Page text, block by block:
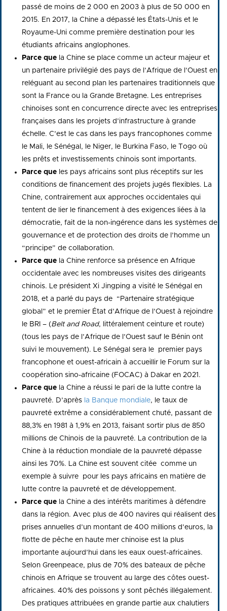
passé de moins de 2 000 en 2003 à plus de 50 000 en
2015. En 2017, la Chine a dépassé les États-Unis et le
Royaume-Uni comme première destination pour les
étudiants africains anglophones.
Parce que la Chine se place comme un acteur majeur et
un partenaire privilégié des pays de l’Afrique de l’Ouest en
reléguant au second plan les partenaires traditionnels que
sont la France ou la Grande Bretagne. Les entreprises
chinoises sont en concurrence directe avec les entreprises
françaises dans les projets d’infrastructure à grande
échelle. C’est le cas dans les pays francophones comme
le Mali, le Sénégal, le Niger, le Burkina Faso, le Togo où
les prêts et investissements chinois sont importants.
Parce que les pays africains sont plus réceptifs sur les
conditions de financement des projets jugés flexibles. La
Chine, contrairement aux approches occidentales qui
tentent de lier le financement à des exigences liées à la
démocratie, fait de la non-ingérence dans les systèmes de
gouvernance et de protection des droits de l’homme un
“principe” de collaboration.
Parce que la Chine renforce sa présence en Afrique
occidentale avec les nombreuses visites des dirigeants
chinois. Le président Xi Jingping a visité le Sénégal en
2018, et a parlé du pays de “Partenaire stratégique
global” et le premier État d’Afrique de l’Ouest à rejoindre
le BRI – (Belt and Road, littéralement ceinture et route)
(tous les pays de l’Afrique de l’Ouest sauf le Bénin ont
suivi le mouvement). Le Sénégal sera le premier pays
francophone et ouest-africain à accueillir le Forum sur la
coopération sino-africaine (FOCAC) à Dakar en 2021.
Parce que la Chine a réussi le pari de la lutte contre la
pauvreté. D’après la Banque mondiale, le taux de
pauvreté extrême a considérablement chuté, passant de
88,3% en 1981 à 1,9% en 2013, faisant sortir plus de 850
millions de Chinois de la pauvreté. La contribution de la
Chine à la réduction mondiale de la pauvreté dépasse
ainsi les 70%. La Chine est souvent citée comme un
exemple à suivre pour les pays africains en matière de
lutte contre la pauvreté et de développement.
Parce que la Chine a des intérêts maritimes à défendre
dans la région. Avec plus de 400 navires qui réalisent des
prises annuelles d’un montant de 400 millions d’euros, la
flotte de pêche en haute mer chinoise est la plus
importante aujourd’hui dans les eaux ouest-africaines.
Selon Greenpeace, plus de 70% des bateaux de pêche
chinois en Afrique se trouvent au large des côtes ouest-
africaines. 40% des poissons y sont pêchés illégalement.
Des pratiques attribuées en grande partie aux chalutiers